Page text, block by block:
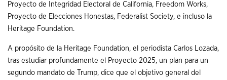
Proyecto de Integridad Electoral de California, Freedom Works,
Proyecto de Elecciones Honestas, Federalist Society, e incluso la
Heritage Foundation.
A propósito de la Heritage Foundation, el periodista Carlos Lozada,
tras estudiar profundamente el Proyecto 2025, un plan para un
segundo mandato de Trump, dice que el objetivo general del